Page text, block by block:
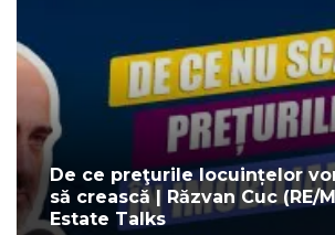
De ce preţurile locuințelor
să crească | Răzvan Cuc (RE/
Estate Talks